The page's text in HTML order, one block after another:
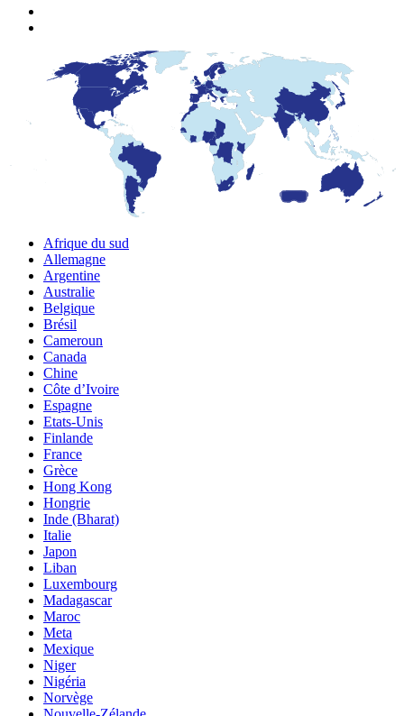
Afrique du sud
Allemagne
Argentine
Australie
Belgique
Brésil
Cameroun
Canada
Chine
Côte d’Ivoire
Espagne
Etats-Unis
Finlande
France
Grèce
Hong Kong
Hongrie
Inde (Bharat)
Italie
Japon
Liban
Luxembourg
Madagascar
Maroc
Meta
Mexique
Niger
Nigéria
Norvège